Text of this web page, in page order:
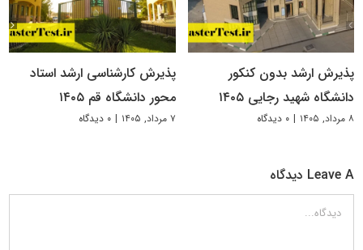
پذیرش ارشد بدون کنکور
دانشگاه شهید رجایی ۱۴۰۵
۸ مرداد, ۱۴۰۵ | ۰ دیدگاه
پذیرش کارشناسی ارشد استاد
محور دانشگاه قم ۱۴۰۵
۷ مرداد, ۱۴۰۵ | ۰ دیدگاه
Leave A دیدگاه
دیدگاه